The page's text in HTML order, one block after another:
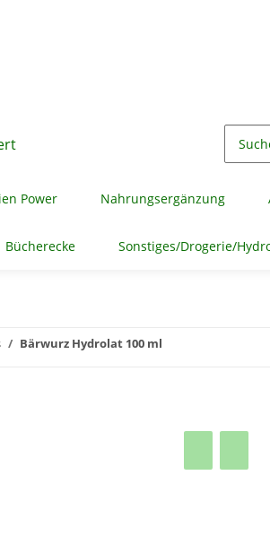
Power Nahrungsergänzung
Bücherecke Sonstiges/Drogerie/
Bärwurz Hydrolat 100 ml